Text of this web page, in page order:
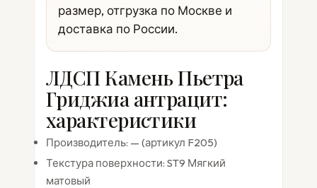
размер, отгрузка по Москве и
доставка по России.
ЛДСП Камень Пьетра
Гриджиа антрацит:
характеристики
Производитель: — (артикул F205)
Текстура поверхности: ST9 Мягкий
матовый